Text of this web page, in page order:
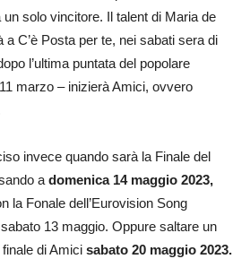
solo vincitore. Il talent di Maria de
a C’è Posta per te, nei sabati sera di
l’ultima puntata del popolare
marzo – inizierà Amici, ovvero
invece quando sarà la Finale del
a domenica 14 maggio 2023,
la Fonale dell’Eurovision Song
13 maggio. Oppure saltare un
di Amici sabato 20 maggio 2023.